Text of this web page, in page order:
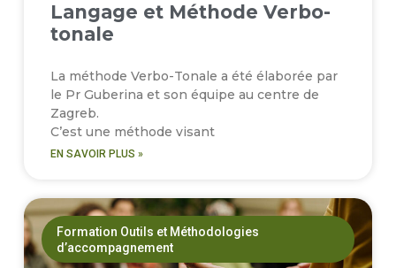
Langage et Méthode Verbo-
tonale
La méthode Verbo-Tonale a été élaborée par
le Pr Guberina et son équipe au centre de
Zagreb.
C’est une méthode visant
EN SAVOIR PLUS »
Formation Outils et Méthodologies
d’accompagnement